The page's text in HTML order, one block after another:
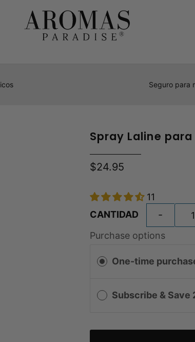
Seguro para
Spray Laline
$24.95
11
CANTIDAD
-
Purchase options
One-time
Subscribe & Save